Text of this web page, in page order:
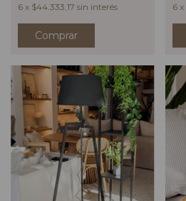
6 x $44.333,17 sin interés
Comprar
6 x